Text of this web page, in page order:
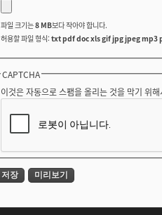
파일 크기는8 MB보다 작아야 합니다.
허용할 파일 형식: txt pdf doc xls gif jpg jpeg mp3
CAPTCHA
이것은 자동으로 스팸을 올리는 것을 막기 위